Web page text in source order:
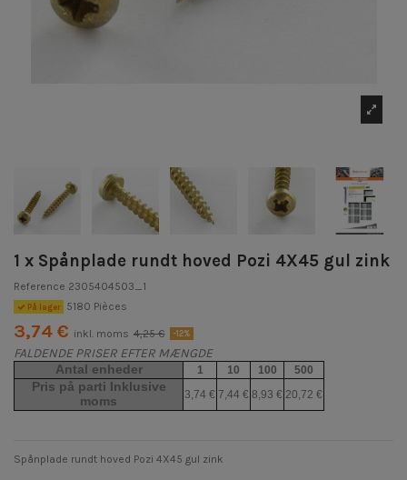
1 x Spånplade rundt hoved Pozi 4X45 gul zink
Reference 2305404503_1
På lager 5180 Pièces
3,74 € inkl. moms 4,25 € -12%
FALDENDE PRISER EFTER MÆNGDE
Antal enheder 1 10 100 500
Pris på parti Inklusive
moms
3,74 € 7,44 € 8,93 € 20,72 €
Spånplade rundt hoved Pozi 4X45 gul zink